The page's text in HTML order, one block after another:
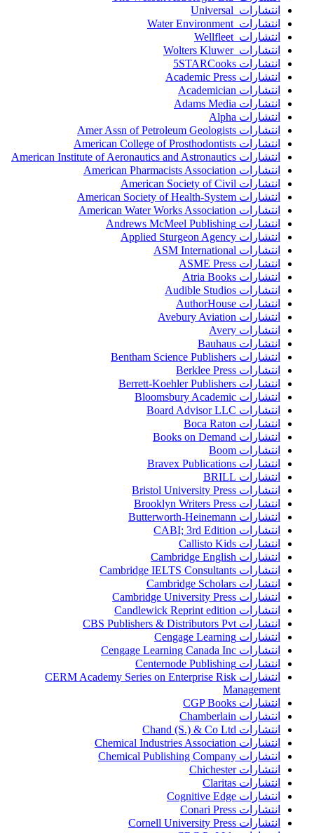
انتشارات Universal
انتشارات Water Environment
انتشارات Wellfleet
انتشارات Wolters Kluwer
انتشارات 5STARCooks
انتشارات Academic Press
انتشارات Academician
انتشارات Adams Media
انتشارات Alpha
انتشارات Amer Assn of Petroleum Geologists
انتشارات American College of Prosthodontists
انتشارات American Institute of Aeronautics and Astronautics
انتشارات American Pharmacists Association
انتشارات American Society of Civil
انتشارات American Society of Health-System
انتشارات American Water Works Association
انتشارات Andrews McMeel Publishing
انتشارات Applied Sturgeon Agency
انتشارات ASM International
انتشارات ASME Press
انتشارات Atria Books
انتشارات Audible Studios
انتشارات AuthorHouse
انتشارات Avebury Aviation
انتشارات Avery
انتشارات Bauhaus
انتشارات Bentham Science Publishers
انتشارات Berklee Press
انتشارات Berrett-Koehler Publishers
انتشارات Bloomsbury Academic
انتشارات Board Advisor LLC
انتشارات Boca Raton
انتشارات Books on Demand
انتشارات Boom
انتشارات Bravex Publications
انتشارات BRILL
انتشارات Bristol University Press
انتشارات Brooklyn Writers Press
انتشارات Butterworth-Heinemann
انتشارات CABI; 3rd Edition
انتشارات Callisto Kids
انتشارات Cambridge English
انتشارات Cambridge IELTS Consultants
انتشارات Cambridge Scholars
انتشارات Cambridge University Press
انتشارات Candlewick Reprint edition
انتشارات CBS Publishers & Distributors Pvt
انتشارات Cengage Learning
انتشارات Cengage Learning Canada Inc
انتشارات Centernode Publishing
انتشارات CERM Academy Series on Enterprise Risk
Management
انتشارات CGP Books
انتشارات Chamberlain
انتشارات Chand (S.) & Co Ltd
انتشارات Chemical Industries Association
انتشارات Chemical Publishing Company
انتشارات Chichester
انتشارات Claritas
انتشارات Cognitive Edge
انتشارات Conari Press
انتشارات Cornell University Press